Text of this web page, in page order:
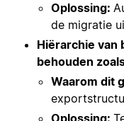
Oplossing:
de migratie
Hiërarchie van
behouden
Waarom dit